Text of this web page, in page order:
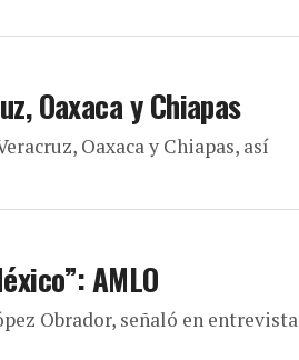
Oaxaca y Chiapas
Oaxaca y Chiapas, así
AMLO
Obrador, señaló en entrevista